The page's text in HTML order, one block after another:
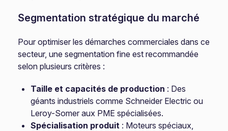
Segmentation stratégique du marché
Pour optimiser les démarches commerciales dans ce
secteur, une segmentation fine est recommandée
selon plusieurs critères :
Taille et capacités de production : Des
géants industriels comme Schneider Electric ou
Leroy-Somer aux PME spécialisées.
Spécialisation produit : Moteurs spéciaux,